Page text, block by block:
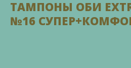
ТАМПОНЫ ОБИ
№16